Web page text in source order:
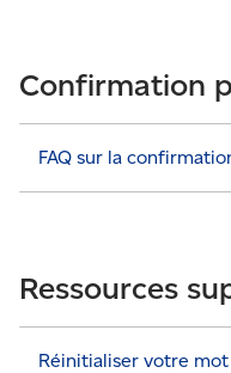
Confirmation
FAQ sur la
Ressources
Réinitialiser votre